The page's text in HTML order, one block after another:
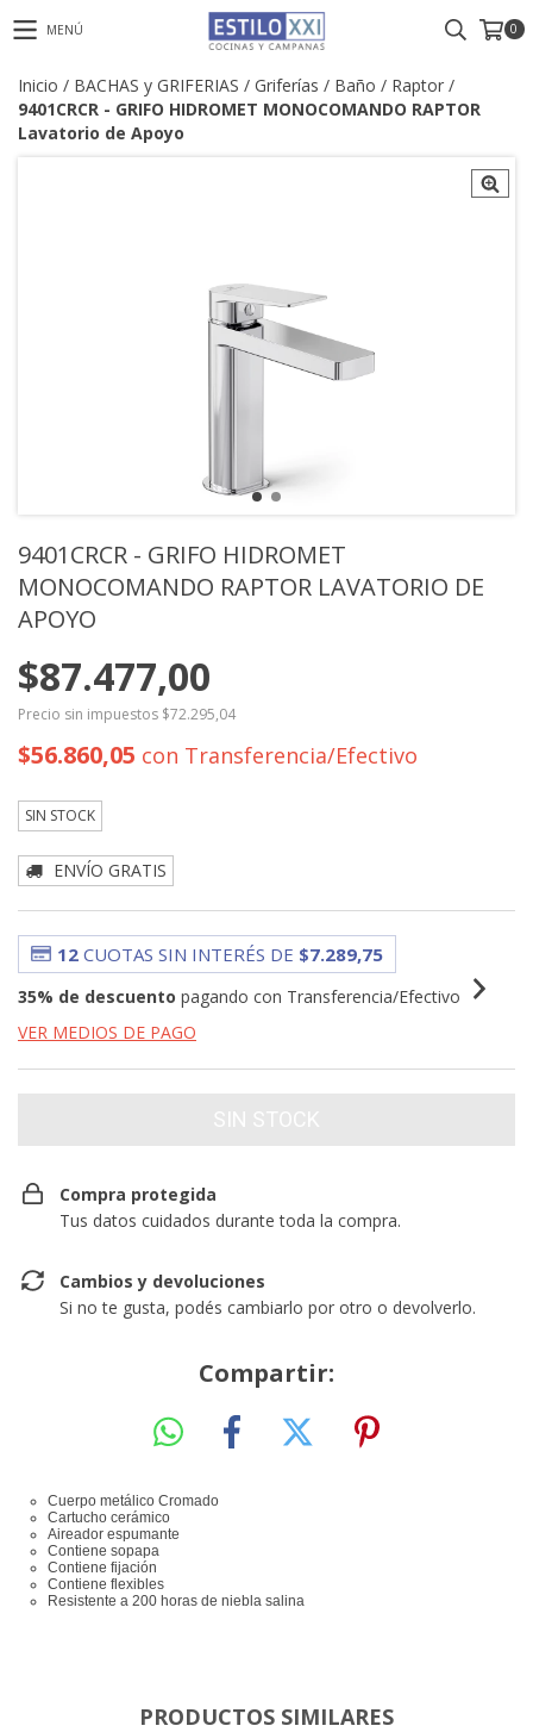
MENÚ 0
Inicio / BACHAS y GRIFERIAS / Griferías / Baño / Raptor /
9401CRCR - GRIFO HIDROMET MONOCOMANDO RAPTOR
Lavatorio de Apoyo
9401CRCR - GRIFO HIDROMET
MONOCOMANDO RAPTOR LAVATORIO DE
APOYO
$87.477,00
Precio sin impuestos $72.295,04
$56.860,05 con Transferencia/Efectivo
SIN STOCK
ENVÍO GRATIS
12 CUOTAS SIN INTERÉS DE $7.289,75
35% de descuento pagando con Transferencia/Efectivo
VER MEDIOS DE PAGO
Compra protegida
Tus datos cuidados durante toda la compra.
Cambios y devoluciones
Si no te gusta, podés cambiarlo por otro o devolverlo.
Compartir:
Cuerpo metálico Cromado
Cartucho cerámico
Aireador espumante
Contiene sopapa
Contiene fijación
Contiene flexibles
Resistente a 200 horas de niebla salina
PRODUCTOS SIMILARES